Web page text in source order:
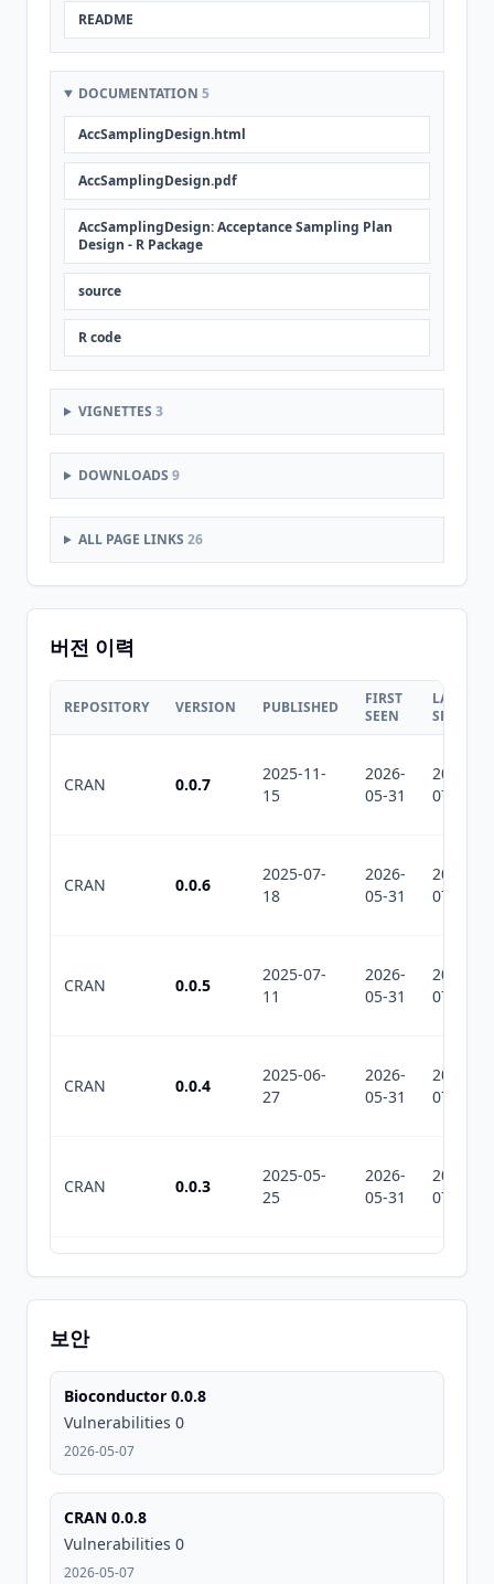
README
DOCUMENTATION 5
AccSamplingDesign.html
AccSamplingDesign.pdf
AccSamplingDesign: Acceptance Sampling Plan
Design - R Package
source
R code
VIGNETTES 3
DOWNLOADS 9
ALL PAGE LINKS 26
버전 이력
REPOSITORY VERSION PUBLISHED
FIRST
SEEN
LAST
SEEN
CRAN 0.0.7
2025-11-
15
2026-
05-31
2026-
07-29
CRAN 0.0.6
2025-07-
18
2026-
05-31
2026-
07-29
CRAN 0.0.5
2025-07-
11
2026-
05-31
2026-
07-29
CRAN 0.0.4
2025-06-
27
2026-
05-31
2026-
07-29
CRAN 0.0.3
2025-05-
25
2026-
05-31
2026-
07-29
2025-05-
07
2026-
05-31
2026-
07-29
CRAN 0.0.1
2025-04-
2026-
2026-
CRAN 0.0.8
2026-
06-01
2026-
07-10
보안
Bioconductor 0.0.8
Vulnerabilities 0
2026-05-07
CRAN 0.0.8
Vulnerabilities 0
2026-05-07